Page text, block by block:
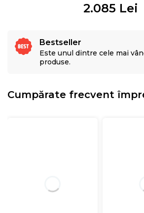
2.085 Lei
Bestseller
Este unul dintre cele mai
produse.
Cumpărate frecvent